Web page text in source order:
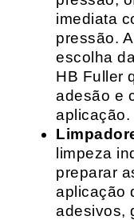
imediata
pressão.
escolha
HB Fuller
adesão e
aplicação.
limpeza
preparar
aplicação
adesivos,